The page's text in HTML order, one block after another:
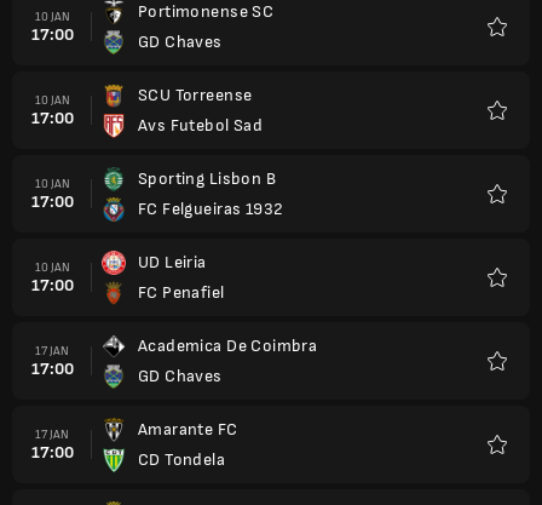
10 JAN
17:00
Portimonense SC
GD Chaves
10 JAN
17:00
SCU Torreense
Avs Futebol Sad
10 JAN
17:00
Sporting Lisbon B
FC Felgueiras 1932
10 JAN
17:00
UD Leiria
FC Penafiel
17 JAN
17:00
Academica De Coimbra
GD Chaves
17 JAN
17:00
Amarante FC
CD Tondela